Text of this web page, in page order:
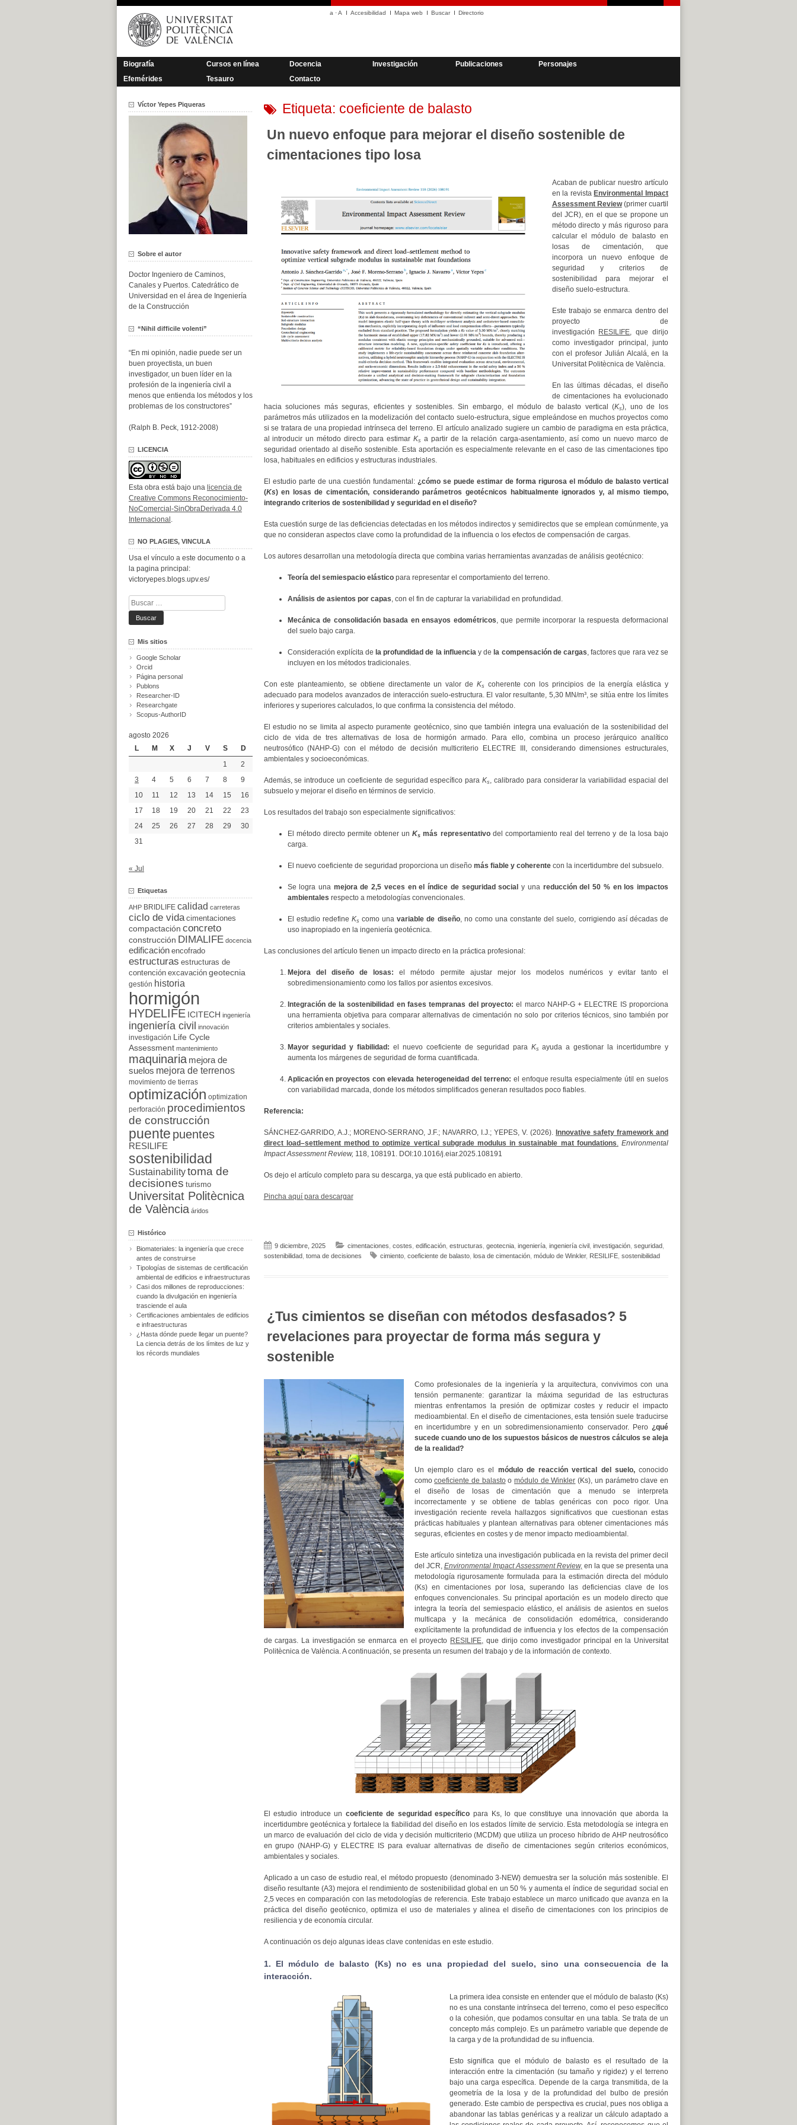
Saltar
contenido
a ·A Accesibilidad Mapa web Buscar Directorio
Biografía Cursos en línea Docencia Investigación Publicaciones
Personajes
Efemérides
Tesauro Contacto
Etiqueta: coeficiente de balasto
Un nuevo enfoque para mejorar el diseño sostenible de
cimentaciones tipo losa
Acaban de publicar nuestro artículo
en la revista Environmental Impact
Assessment Review(primer cuartil
del JCR), en el que se propone un
método directo y más riguroso para
calcular el módulo de balasto en
losas de cimentación, que
incorpora un nuevo enfoque de
seguridad y criterios de
sostenibilidad para mejorar el
diseño suelo-estructura.
Este trabajo se enmarca dentro del
proyecto de
investigación
RESILIFE, que dirijo
como investigador principal, junto
con el profesor Julián Alcalá, en la
Universitat Politècnica de València.
En las últimas décadas, el diseño
de cimentaciones ha evolucionado
hacia soluciones más seguras, eficientes y sostenibles. Sin embargo, el módulo de balasto vertical (Ks), uno de los
parámetros más utilizados en la modelización del contacto suelo-estructura, sigue empleándose en muchos proyectos como
si se tratara de una propiedad intrínseca del terreno. El artículo analizado sugiere un cambio de paradigma en esta práctica,
al introducir un método directo para estimarKs a partir de la relación carga-asentamiento, así como un nuevo marco de
seguridad orientado al diseño sostenible. Esta aportación es especialmente relevante en el caso de las cimentaciones tipo
losa, habituales en edificios y estructuras industriales.
El estudio parte de una cuestión fundamental: ¿cómo se puede estimar de forma rigurosa el módulo de balasto vertical
(Ks) en losas de cimentación, considerando parámetros geotécnicos habitualmente ignorados y, al mismo tiempo,
integrando criterios de sostenibilidad y seguridad en el diseño?
Esta cuestión surge de las deficiencias detectadas en los métodos indirectos y semidirectos que se emplean comúnmente, ya
que no consideran aspectos clave como la profundidad de la influencia o los efectos de compensación de cargas.
Los autores desarrollan una metodología directa que combina varias herramientas avanzadas de análisis geotécnico:
Teoría del semiespacio elásticopara representar el comportamiento del terreno.
Análisis de asientos por capas, con el fin de capturar la variabilidad en profundidad.
Mecánica de consolidación basada en ensayos edométricos, que permite incorporar la respuesta deformacional
del suelo bajo carga.
Consideración explícita de la profundidad de la influenciay de la compensación de cargas, factores que rara vez se
incluyen en los métodos tradicionales.
Con este planteamiento, se obtiene directamente un valor de Ks
coherente con los principios de la energía elástica y
adecuado para modelos avanzados de interacción suelo-estructura. El valor resultante, 5,30 MN/m³, se sitúa entre los límites
inferiores y superiores calculados, lo que confirma la consistencia del método.
El estudio no se limita al aspecto puramente geotécnico, sino que también integra una evaluación de la sostenibilidad del
ciclo de vida de tres alternativas de losa de hormigón armado. Para ello, combina un proceso jerárquico analítico
neutrosófico (NAHP-G) con el método de decisión multicriterio ELECTRE III, considerando dimensiones estructurales,
ambientales y socioeconómicas.
Además, se introduce un coeficiente de seguridad específico paraKs , calibrado para considerar la variabilidad espacial del
subsuelo y mejorar el diseño en términos de servicio.
Los resultados del trabajo son especialmente significativos:
El método directo permite obtener unKs más representativodel comportamiento real del terreno y de la losa bajo
carga.
El nuevo coeficiente de seguridad proporciona un diseño más fiable y coherentecon la incertidumbre del subsuelo.
Se logra una mejora de 2,5 veces en el índice de seguridad social y una reducción del 50 % en los impactos
ambientales respecto a metodologías convencionales.
El estudio redefine Ks como unavariable de diseño, no como una constante del suelo, corrigiendo así décadas de
uso inapropiado en la ingeniería geotécnica.
Las conclusiones del artículo tienen un impacto directo en la práctica profesional:
Mejora del diseño de losas: el método permite ajustar mejor los modelos numéricos y evitar tanto el
sobredimensionamiento como los fallos por asientos excesivos.
Integración de la sostenibilidad en fases tempranas del proyecto: el marco NAHP-G + ELECTRE IS proporciona
una herramienta objetiva para comparar alternativas de cimentación no solo por criterios técnicos, sino también por
criterios ambientales y sociales.
Mayor seguridad y fiabilidad: el nuevo coeficiente de seguridad para Ks ayuda a gestionar la incertidumbre y
aumenta los márgenes de seguridad de forma cuantificada.
Aplicación en proyectos con elevada heterogeneidad del terreno: el enfoque resulta especialmente útil en suelos
con variabilidad marcada, donde los métodos simplificados generan resultados poco fiables.
Referencia:
SÁNCHEZ-GARRIDO, A.J.; MORENO-SERRANO, J.F.; NAVARRO, I.J.; YEPES, V. (2026). Innovative safety framework and
direct load–settlement method to optimize vertical subgrade modulus in sustainable mat foundations. Environmental
Impact Assessment Review, 118, 108191. DOI:10.1016/j.eiar.2025.108191
Os dejo el artículo completo para su descarga, ya que está publicado en abierto.
Pincha aquí para descargar
9 diciembre, 2025 cimentaciones costes edificación, estructuras geotecnia, ingeniería, ingeniería civil investigación, seguridad
sostenibilidad toma de decisiones cimiento, coeficiente de balasto, losa de cimentación, módulo de Winkler, RESILIFE, sostenibilidad
¿Tus cimientos se diseñan con métodos desfasados? 5
revelaciones para proyectar de forma más segura y
sostenible
Como profesionales de la ingeniería y la arquitectura, convivimos con una
tensión permanente: garantizar la máxima seguridad de las estructuras
mientras enfrentamos la presión de optimizar costes y reducir el impacto
medioambiental. En el diseño de cimentaciones, esta tensión suele traducirse
en incertidumbre y en un sobredimensionamiento conservador. Pero ¿qué
sucede cuando uno de los supuestos básicos de nuestros cálculos se aleja
de la realidad?
Un ejemplo claro es el módulo de reacción vertical del suelo,conocido
comocoeficiente de balastoomódulo de Winkler (Ks), un parámetro clave en
el diseño de losas de cimentación que a menudo se interpreta
incorrectamente y se obtiene de tablas genéricas con poco rigor. Una
investigación reciente revela hallazgos significativos que cuestionan estas
prácticas habituales y plantean alternativas para obtener cimentaciones más
seguras, eficientes en costes y de menor impacto medioambiental.
Este artículo sintetiza una investigación publicada en la revista del primer decil
del JCR, Environmental Impact Assessment Review, en la que se presenta una
metodología rigurosamente formulada para la estimación directa del módulo
(Ks) en cimentaciones por losa, superando las deficiencias clave de los
enfoques convencionales. Su principal aportación es un modelo directo que
integra la teoría del semiespacio elástico, el análisis de asientos en suelos
multicapa y la mecánica de consolidación edométrica, considerando
explícitamente la profundidad de influencia y los efectos de la compensación
de cargas. La investigación se enmarca en el proyecto RESILIFE, que dirijo como investigador principal en la Universitat
Politècnica de València.A continuación, se presenta un resumen del trabajo y de la información de contexto.
El estudio introduce un coeficiente de seguridad específico para Ks, lo que constituye una innovación que aborda la
incertidumbre geotécnica y fortalece la fiabilidad del diseño en los estados límite de servicio. Esta metodología se integra en
un marco de evaluación del ciclo de vida y decisión multicriterio (MCDM) que utiliza un proceso híbrido de AHP neutrosófico
en grupo (NAHP-G) y ELECTRE IS para evaluar alternativas de diseño de cimentaciones según criterios económicos,
ambientales y sociales.
Aplicado a un caso de estudio real, el método propuesto (denominado 3-NEW) demuestra ser la solución más sostenible. El
diseño resultante (A3) mejora el rendimiento de sostenibilidad global en un 50 % y aumenta el índice de seguridad social en
2,5 veces en comparación con las metodologías de referencia. Este trabajo establece un marco unificado que avanza en la
práctica del diseño geotécnico, optimiza el uso de materiales y alinea el diseño de cimentaciones con los principios de
resiliencia y de economía circular.
A continuación os dejo algunas ideas clave contenidas en este estudio.
1. El módulo de balasto (Ks) no es una propiedad del suelo, sino una consecuencia de la
interacción.
La primera idea consiste en entender que el módulo de balasto (Ks)
no es una constante intrínseca del terreno, como el peso específico
o la cohesión, que podamos consultar en una tabla. Se trata de un
concepto más complejo. Es un parámetro variable que depende de
la carga y de la profundidad de su influencia.
Esto significa que el módulo de balasto es el resultado de la
interacción entre la cimentación (su tamaño y rigidez) y el terreno
bajo una carga específica. Depende de la carga transmitida, de la
geometría de la losa y de la profundidad del bulbo de presión
generado. Este cambio de perspectiva es crucial, pues nos obliga a
abandonar las tablas genéricas y a realizar un cálculo adaptado a
Víctor Yepes Piqueras
Sobre el autor
Doctor Ingeniero de Caminos,
Canales y Puertos. Catedrático de
Universidad en el área de Ingeniería
de la Construcción
“Nihil difficile volenti”
“En mi opinión, nadie puede ser un
buen proyectista, un buen
investigador, un buen líder en la
profesión de la ingeniería civil a
menos que entienda los métodos y los
problemas de los constructores”
(Ralph B. Peck, 1912-2008)
LICENCIA
Esta obra está bajo una licencia de
Creative Commons Reconocimiento-
NoComercial-SinObraDerivada 4.0
Internacional .
NO PLAGIES, VINCULA
Usa el vínculo a este documento o a
la pagina principal:
victoryepes.blogs.upv.es/
Buscar:
Mis sitios
Google Scholar
Orcid
Página personal
Publons
Researcher-ID
Researchgate
Scopus-AuthorID
agosto 2026
L
M X J V S
D
1
2
3
4 5 6 7 8
9
10
11 12 13 14 15
16
17
18 19 20 21 22
23
24
25 26 27 28 29
30
31
« Jul
Etiquetas
AHP BRIDLIFE calidad carreteras
ciclo de vida cimentaciones
compactación concreto
construcción DIMALIFE docencia
edificación encofrado
estructuras estructuras de
contención excavación geotecnia
gestión historia
hormigón
HYDELIFE ICITECH ingeniería
ingeniería civil innovación
investigación
Life Cycle
Assessment mantenimiento
maquinaria mejora de
suelos mejora de terrenos
movimiento de tierras
optimización optimization
perforación procedimientos
de construcción
puente puentes
RESILIFE
sostenibilidad
Sustainabilitytoma de
decisiones turismo
Universitat Politècnica
de València áridos
Histórico
Biomateriales: la ingeniería que crece
antes de construirse
Tipologías de sistemas de certificación
ambiental de edificios e infraestructuras
Casi dos millones de reproducciones:
cuando la divulgación en ingeniería
trasciende el aula
Certificaciones ambientales de edificios
e infraestructuras
¿Hasta dónde puede llegar un puente?
La ciencia detrás de los límites de luz y
los récords mundiales